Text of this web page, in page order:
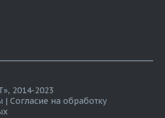
2014-2023
| Согласие на обработку